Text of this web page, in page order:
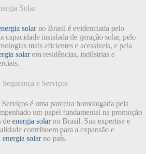
Solar
solarno Brasil é evidenciada pelo
capacidade instalada de geração solar, pelo
mais eficientes e acessíveis, e pela
solarem residências, indústrias e
e Serviços
é uma parceira homologada pela
um papel fundamental na promoção
de energia solarno Brasil. Sua expertise e
contribuem para a expansão e
energia solarno país.